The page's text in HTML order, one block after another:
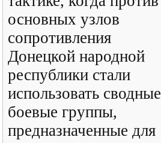
основных узлов
сопротивления
Донецкой народной
республики стали
использовать сводные
боевые группы,
предназначенные для